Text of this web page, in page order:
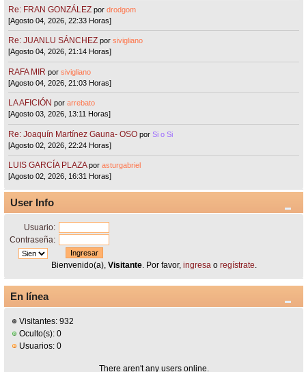
Re: FRAN GONZÁLEZ pordrodgom
[Agosto 04, 2026, 22:33 Horas]
Re: JUANLU SÁNCHEZ porsivigliano
[Agosto 04, 2026, 21:14 Horas]
RAFA MIR porsivigliano
[Agosto 04, 2026, 21:03 Horas]
LA AFICIÓN porarrebato
[Agosto 03, 2026, 13:11 Horas]
Re: Joaquín Martínez Gauna- OSO porSi o Si
[Agosto 02, 2026, 22:24 Horas]
LUIS GARCÍA PLAZA porasturgabriel
[Agosto 02, 2026, 16:31 Horas]
User Info
Usuario:
Contraseña:
Bienvenido(a), Visitante. Por favor, ingresao regístrate.
En línea
Visitantes: 932
Oculto(s): 0
Usuarios: 0
There aren't any users online.